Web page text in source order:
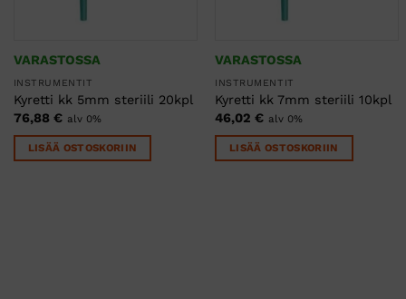
VARASTOSSA
INSTRUMENTIT
Kyretti kk 5mm steriili 20kpl
76,88 € alv 0%
LISÄÄ OSTOSKORIIN
VARASTOSSA
INSTRUMENTIT
Kyretti kk 7mm steriili 10kpl
46,02€ alv 0%
LISÄÄ OSTOSKORIIN